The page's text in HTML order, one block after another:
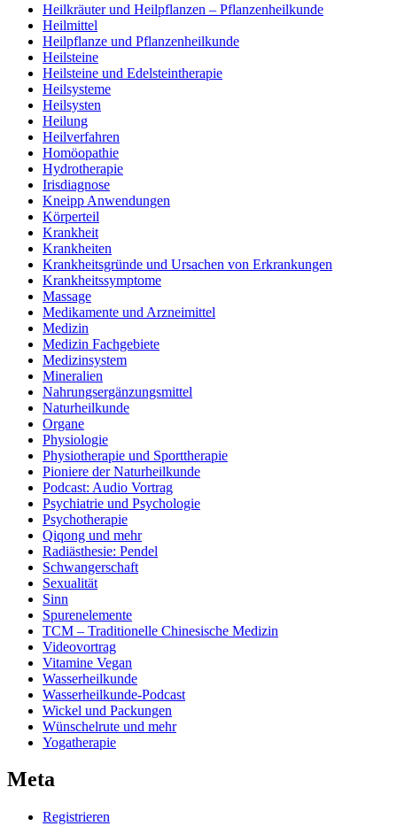
Heilkräuter und Heilpflanzen – Pflanzenheilkunde
Heilmittel
Heilpflanze und Pflanzenheilkunde
Heilsteine
Heilsteine und Edelsteintherapie
Heilsysteme
Heilsysten
Heilung
Heilverfahren
Homöopathie
Hydrotherapie
Irisdiagnose
Kneipp Anwendungen
Körperteil
Krankheit
Krankheiten
Krankheitsgründe und Ursachen von Erkrankungen
Krankheitssymptome
Massage
Medikamente und Arzneimittel
Medizin
Medizin Fachgebiete
Medizinsystem
Mineralien
Nahrungsergänzungsmittel
Naturheilkunde
Organe
Physiologie
Physiotherapie und Sporttherapie
Pioniere der Naturheilkunde
Podcast: Audio Vortrag
Psychiatrie und Psychologie
Psychotherapie
Qiqong und mehr
Radiästhesie: Pendel
Schwangerschaft
Sexualität
Sinn
Spurenelemente
TCM – Traditionelle Chinesische Medizin
Videovortrag
Vitamine Vegan
Wasserheilkunde
Wasserheilkunde-Podcast
Wickel und Packungen
Wünschelrute und mehr
Yogatherapie
Meta
Registrieren